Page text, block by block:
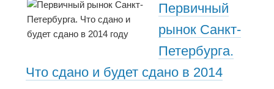
Первичный
рынок Санкт-
Петербурга.
Что сдано и будет сдано в 2014